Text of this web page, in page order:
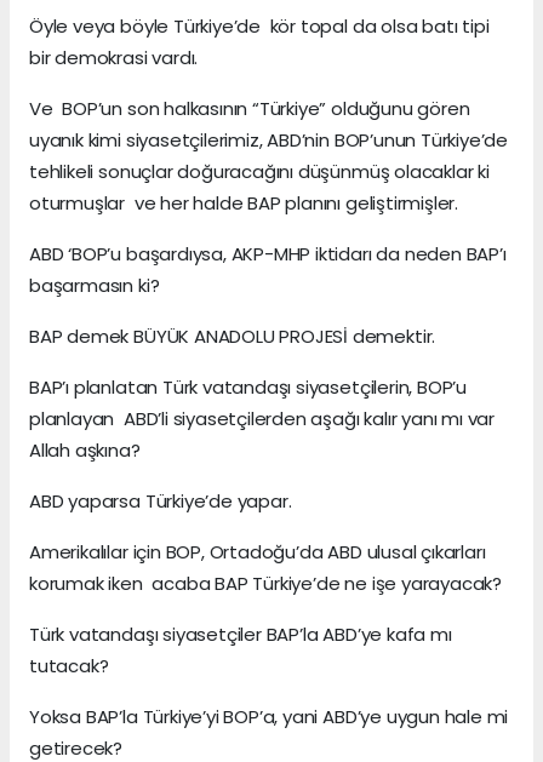
Öyle veya böyle Türkiye’de kör topal da olsa batı tipi
bir demokrasi vardı.
Ve BOP’un son halkasının “Türkiye” olduğunu gören
uyanık kimi siyasetçilerimiz, ABD’nin BOP’unun Türkiye’de
tehlikeli sonuçlar doğuracağını düşünmüş olacaklar ki
oturmuşlar ve her halde BAP planını geliştirmişler.
ABD ‘BOP’u başardıysa, AKP-MHP iktidarı da neden BAP’ı
başarmasın ki?
BAP demek BÜYÜK ANADOLU PROJESİ demektir.
BAP’ı planlatan Türk vatandaşı siyasetçilerin, BOP’u
planlayan ABD’li siyasetçilerden aşağı kalır yanı mı var
Allah aşkına?
ABD yaparsa Türkiye’de yapar.
Amerikalılar için BOP, Ortadoğu’da ABD ulusal çıkarları
korumak iken acaba BAP Türkiye’de ne işe yarayacak?
Türk vatandaşı siyasetçiler BAP’la ABD’ye kafa mı
tutacak?
Yoksa BAP’la Türkiye’yi BOP’a, yani ABD’ye uygun hale mi
getirecek?